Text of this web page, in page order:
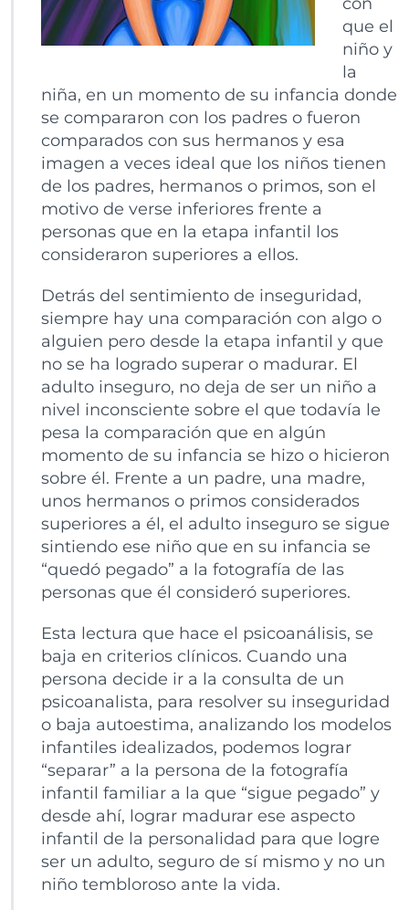
que el
niño y
la
niña, en un momento de su infancia donde
se compararon con los padres o fueron
comparados con sus hermanos y esa
imagen a veces ideal que los niños tienen
de los padres, hermanos o primos, son el
motivo de verse inferiores frente a
personas que en la etapa infantil los
consideraron superiores a ellos.
Detrás del sentimiento de inseguridad,
siempre hay una comparación con algo o
alguien pero desde la etapa infantil y que
no se ha logrado superar o madurar. El
adulto inseguro, no deja de ser un niño a
nivel inconsciente sobre el que todavía le
pesa la comparación que en algún
momento de su infancia se hizo o hicieron
sobre él. Frente a un padre, una madre,
unos hermanos o primos considerados
superiores a él, el adulto inseguro se sigue
sintiendo ese niño que en su infancia se
“quedó pegado” a la fotografía de las
personas que él consideró superiores.
Esta lectura que hace el psicoanálisis, se
baja en criterios clínicos. Cuando una
persona decide ir a la consulta de un
psicoanalista, para resolver su inseguridad
o baja autoestima, analizando los modelos
infantiles idealizados, podemos lograr
“separar” a la persona de la fotografía
infantil familiar a la que “sigue pegado” y
desde ahí, lograr madurar ese aspecto
infantil de la personalidad para que logre
ser un adulto, seguro de sí mismo y no un
niño tembloroso ante la vida.